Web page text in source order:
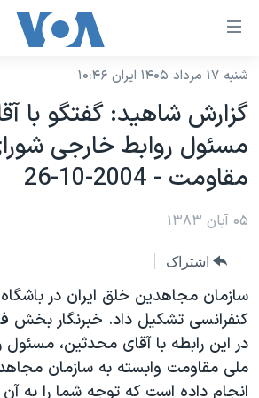
لینکهای
دسترسی
جهش
محتوای
اصلی
به
صفحه
جهش
جستجو
نسخه سبک وب‌سایت
موضوع ها
ایران
آمریکا
جهان
ورزشی
گزیده‌ها
ویژه برنامه‌ها
ویدیوها
برنامه های تلویزیونی
جدول برنامه ها
صفحه‌های ویژه
جام جهانی ۲۰۲۶
عملیات خشم حماسی
۲۵۰سالگی آمریکا
بایگانی برنامه‌های تلویزیونی
فرکانس‌های صدای آمریکا
پخش رادیویی
یادگیری زبان انگلیسی
شنبه ۱۷ مرداد ۱۴۰۵ ایران ۱۰:۴۶
گزارش شاهيد: گفتگو با
مسئول روابط خارجی
مقاومت - 2004-10-26
۰۵ آبان ۱۳۸۳
اشتراک
سازمان مجاهدين خلق ايران در
کنفرانسی تشکيل داد. خبرنگار بخش
در اين رابطه با آقای محدثين،
ملی مقاومت وابسته به سازمان
انجام داده است که توجه شما را به